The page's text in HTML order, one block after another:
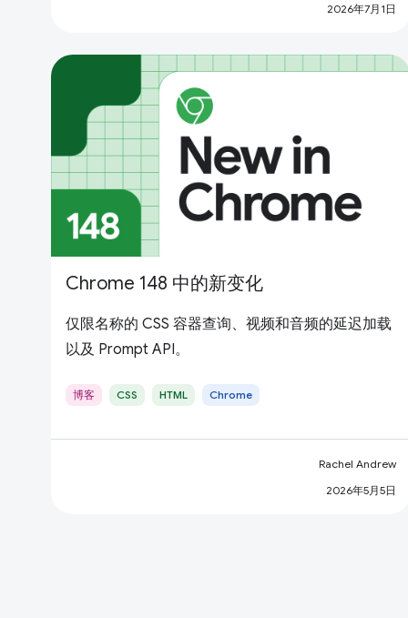
2026年7月1日
Chrome 148 中的新变化
仅限名称的 CSS 容器查询、视频和音频的延迟加载
以及 Prompt API。
博客 CSS HTML Chrome
Rachel Andrew
2026年5月5日